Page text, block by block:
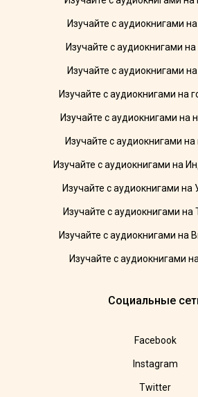
Изучайте с аудиокнигами
Изучайте с аудиокнигами
Изучайте с аудиокнигами
Изучайте с аудиокнигами на
Изучайте с аудиокнигами на
Изучайте с аудиокнигами на
Изучайте с аудиокнигами на
Изучайте с аудиокнигами на
Изучайте с аудиокнигами на
Изучайте с аудиокнигами на
Изучайте с аудиокнигами
Социальные
Facebook
Instagram
Twitter